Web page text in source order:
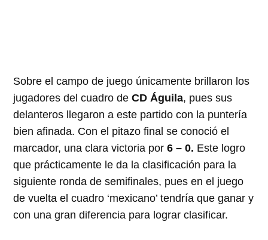
Sobre el campo de juego únicamente brillaron los
jugadores del cuadro deCD Águila, pues sus
delanteros llegaron a este partido con la puntería
bien afinada. Con el pitazo final se conoció el
marcador, una clara victoria por6 – 0. Este logro
que prácticamente le da la clasificación para la
siguiente ronda de semifinales, pues en el juego
de vuelta el cuadro ‘mexicano’ tendría que ganar y
con una gran diferencia para lograr clasificar.